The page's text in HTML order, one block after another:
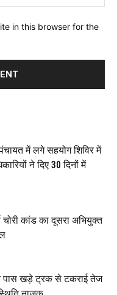
in this browser for the
में लगे सहयोग शिविर में
ने दिए 30 दिनों में
चोरी कांड का दूसरा अभियुक्त
पास खड़े ट्रक से टकराई तेज